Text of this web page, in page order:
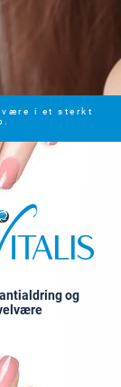
i et sterkt
og